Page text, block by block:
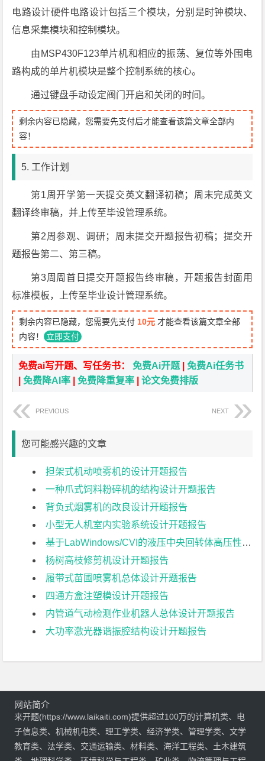
电路设计硬件电路设计包括三个模块，分别是时钟模块、
信息采集模块和控制模块。
由MSP430F123单片机和相应的振荡、复位等外围电
路构成的单片机模块是整个控制系统的核心。
通过键盘手动设定阀门开启和关闭的时间。
剩余内容已隐藏，您需要先支付后才能查看该篇文章全部内
容！
5. 工作计划
第1周开学第一天提交英文翻译初稿；周末完成英文
翻译终审稿，并上传至毕设管理系统。
第2周参观、调研；周末提交开题报告初稿；提交开
题报告第二、第三稿。
第3周周首日提交开题报告终审稿，开题报告封面用
标准模板，上传至毕业设计管理系统。
剩余内容已隐藏，您需要先支付 10元 才能查看该篇文章全部
内容！ 立即支付
免费ai写开题、写任务书：免费Ai开题 |免费Ai任务书
|免费降AI率 |免费降重复率 |论文免费排版
PREVIOUS NEXT
您可能感兴趣的文章
担架式机动喷雾机的设计开题报告
一种爪式饲料粉碎机的结构设计开题报告
背负式烟雾机的改良设计开题报告
小型无人机室内实验系统设计开题报告
基于LabWindows/CVI的液压中央回转体高压性能参数测控系统的设计开题报告
杨树高枝修剪机设计开题报告
履带式苗圃喷雾机总体设计开题报告
四通方盒注塑模设计开题报告
内管道气动检测作业机器人总体设计开题报告
大功率激光器谐振腔结构设计开题报告
网站简介
来开题(https://www.laikaiti.com)提供超过100万的计算机类、电
子信息类、机械机电类、理工学类、经济学类、管理学类、文学
教育类、法学类、交通运输类、材料类、海洋工程类、土木建筑